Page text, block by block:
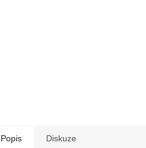
Popis Diskuze